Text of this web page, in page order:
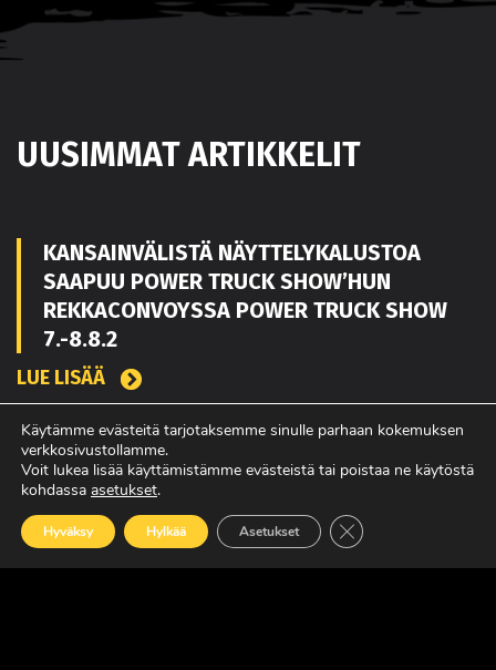
UUSIMMAT ARTIKKELIT
KANSAINVÄLISTÄ NÄYTTELYKALUSTOA
SAAPUU POWER TRUCK SHOW’HUN
REKKACONVOYSSA POWER TRUCK SHOW
7.-8.8.2
LUE LISÄÄ
TOUKO KAAKKO VAHVISTAMAAN MATEKON
MYYNTIÄ PIRKANMAALLA
LUE LISÄÄ
Käytämme evästeitä tarjotaksemme sinulle parhaan kokemuksen
verkkosivustollamme.
Voit lukea lisää käyttämistämme evästeistä tai poistaa ne käytöstä
kohdassa asetukset.
Hyväksy Hylkää Asetukset Sulje evästebanneri